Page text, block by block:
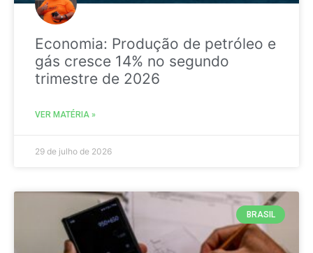
Economia: Produção de petróleo e
gás cresce 14% no segundo
trimestre de 2026
VER MATÉRIA »
29 de julho de 2026
BRASIL